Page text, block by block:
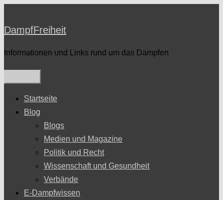
springen
DampfFreiheit
Informationen und Links rund um das Dampfen
Startseite
Blog
Blogs
Medien und Magazine
Politik und Recht
Wissenschaft und Gesundheit
Verbände
E-Dampfwissen